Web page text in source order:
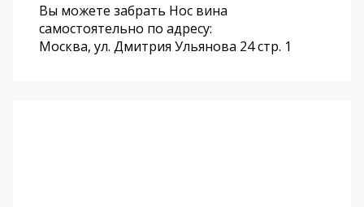
Вы можете забрать Нос вина
самостоятельно по адресу:
Москва, ул. Дмитрия Ульянова 24 стр. 1